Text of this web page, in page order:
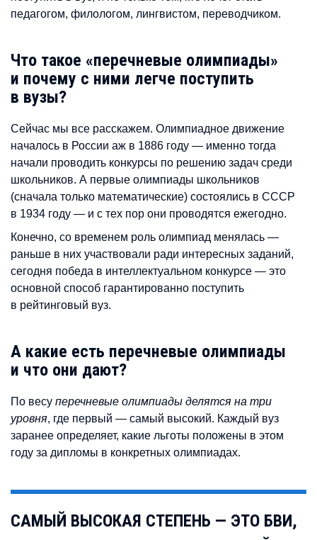
педагогом, филологом, лингвистом, переводчиком.
Что такое «перечневые олимпиады»
и почему с ними легче поступить
в вузы?
Сейчас мы все расскажем. Олимпиадное движение
началось в России аж в 1886 году — именно тогда
начали проводить конкурсы по решению задач среди
школьников. А первые олимпиады школьников
(сначала только математические) состоялись в СССР
в 1934 году — и с тех пор они проводятся ежегодно.
Конечно, со временем роль олимпиад менялась —
раньше в них участвовали ради интересных заданий,
сегодня победа в интеллектуальном конкурсе — это
основной способ гарантированно поступить
в рейтинговый вуз.
А какие есть перечневые олимпиады
и что они дают?
По весу перечневые олимпиады делятся на три
уровня, где первый — самый высокий. Каждый вуз
заранее определяет, какие льготы положены в этом
году за дипломы в конкретных олимпиадах.
САМЫЙ ВЫСОКАЯ СТЕПЕНЬ — ЭТО БВИ,